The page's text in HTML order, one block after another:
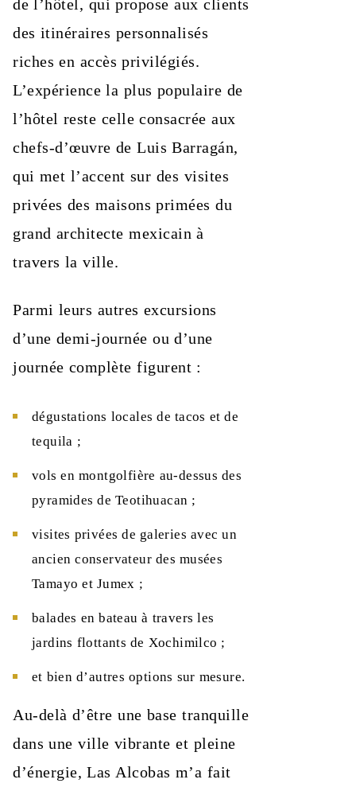
de l’hôtel, qui propose aux clients
des itinéraires personnalisés
riches en accès privilégiés.
L’expérience la plus populaire de
l’hôtel reste celle consacrée aux
chefs-d’œuvre de Luis Barragán,
qui met l’accent sur des visites
privées des maisons primées du
grand architecte mexicain à
travers la ville.
Parmi leurs autres excursions
d’une demi-journée ou d’une
journée complète figurent :
dégustations locales de tacos et de
tequila ;
vols en montgolfière au‑dessus des
pyramides de Teotihuacan ;
visites privées de galeries avec un
ancien conservateur des musées
Tamayo et Jumex ;
balades en bateau à travers les
jardins flottants de Xochimilco ;
et bien d’autres options sur mesure.
Au‑delà d’être une base tranquille
dans une ville vibrante et pleine
d’énergie, Las Alcobas m’a fait